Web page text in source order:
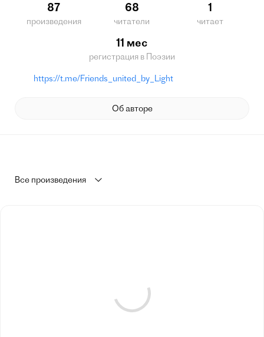
87
произведения
68
читатели
1
читает
11 мес
регистрация в Поэзии
https://t.me/Friends_united_by_Light
Об авторе
Все произведения